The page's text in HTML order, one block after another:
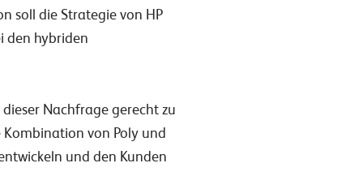
soll die Strategie von HP
den hybriden
Nachfrage gerecht zu
Kombination von Poly und
und den Kunden